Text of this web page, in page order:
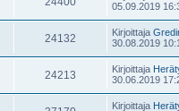
05.09.2019
24132 Kirjoittaja
30.08.2019
24213 Kirjoittaja
30.06.2019
Kirjoittaja